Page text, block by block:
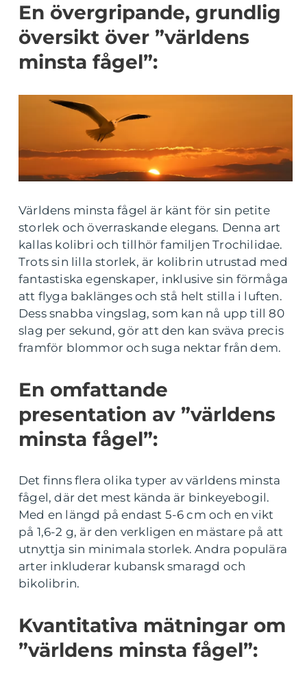
En övergripande, grundlig
översikt över ”världens
minsta fågel”:
Världens minsta fågel är känt för sin petite
storlek och överraskande elegans. Denna art
kallas kolibri och tillhör familjen Trochilidae.
Trots sin lilla storlek, är kolibrin utrustad med
fantastiska egenskaper, inklusive sin förmåga
att flyga baklänges och stå helt stilla i luften.
Dess snabba vingslag, som kan nå upp till 80
slag per sekund, gör att den kan sväva precis
framför blommor och suga nektar från dem.
En omfattande
presentation av ”världens
minsta fågel”:
Det finns flera olika typer av världens minsta
fågel, där det mest kända är binkeyebogil.
Med en längd på endast 5-6 cm och en vikt
på 1,6-2 g, är den verkligen en mästare på att
utnyttja sin minimala storlek. Andra populära
arter inkluderar kubansk smaragd och
bikolibrin.
Kvantitativa mätningar om
”världens minsta fågel”: